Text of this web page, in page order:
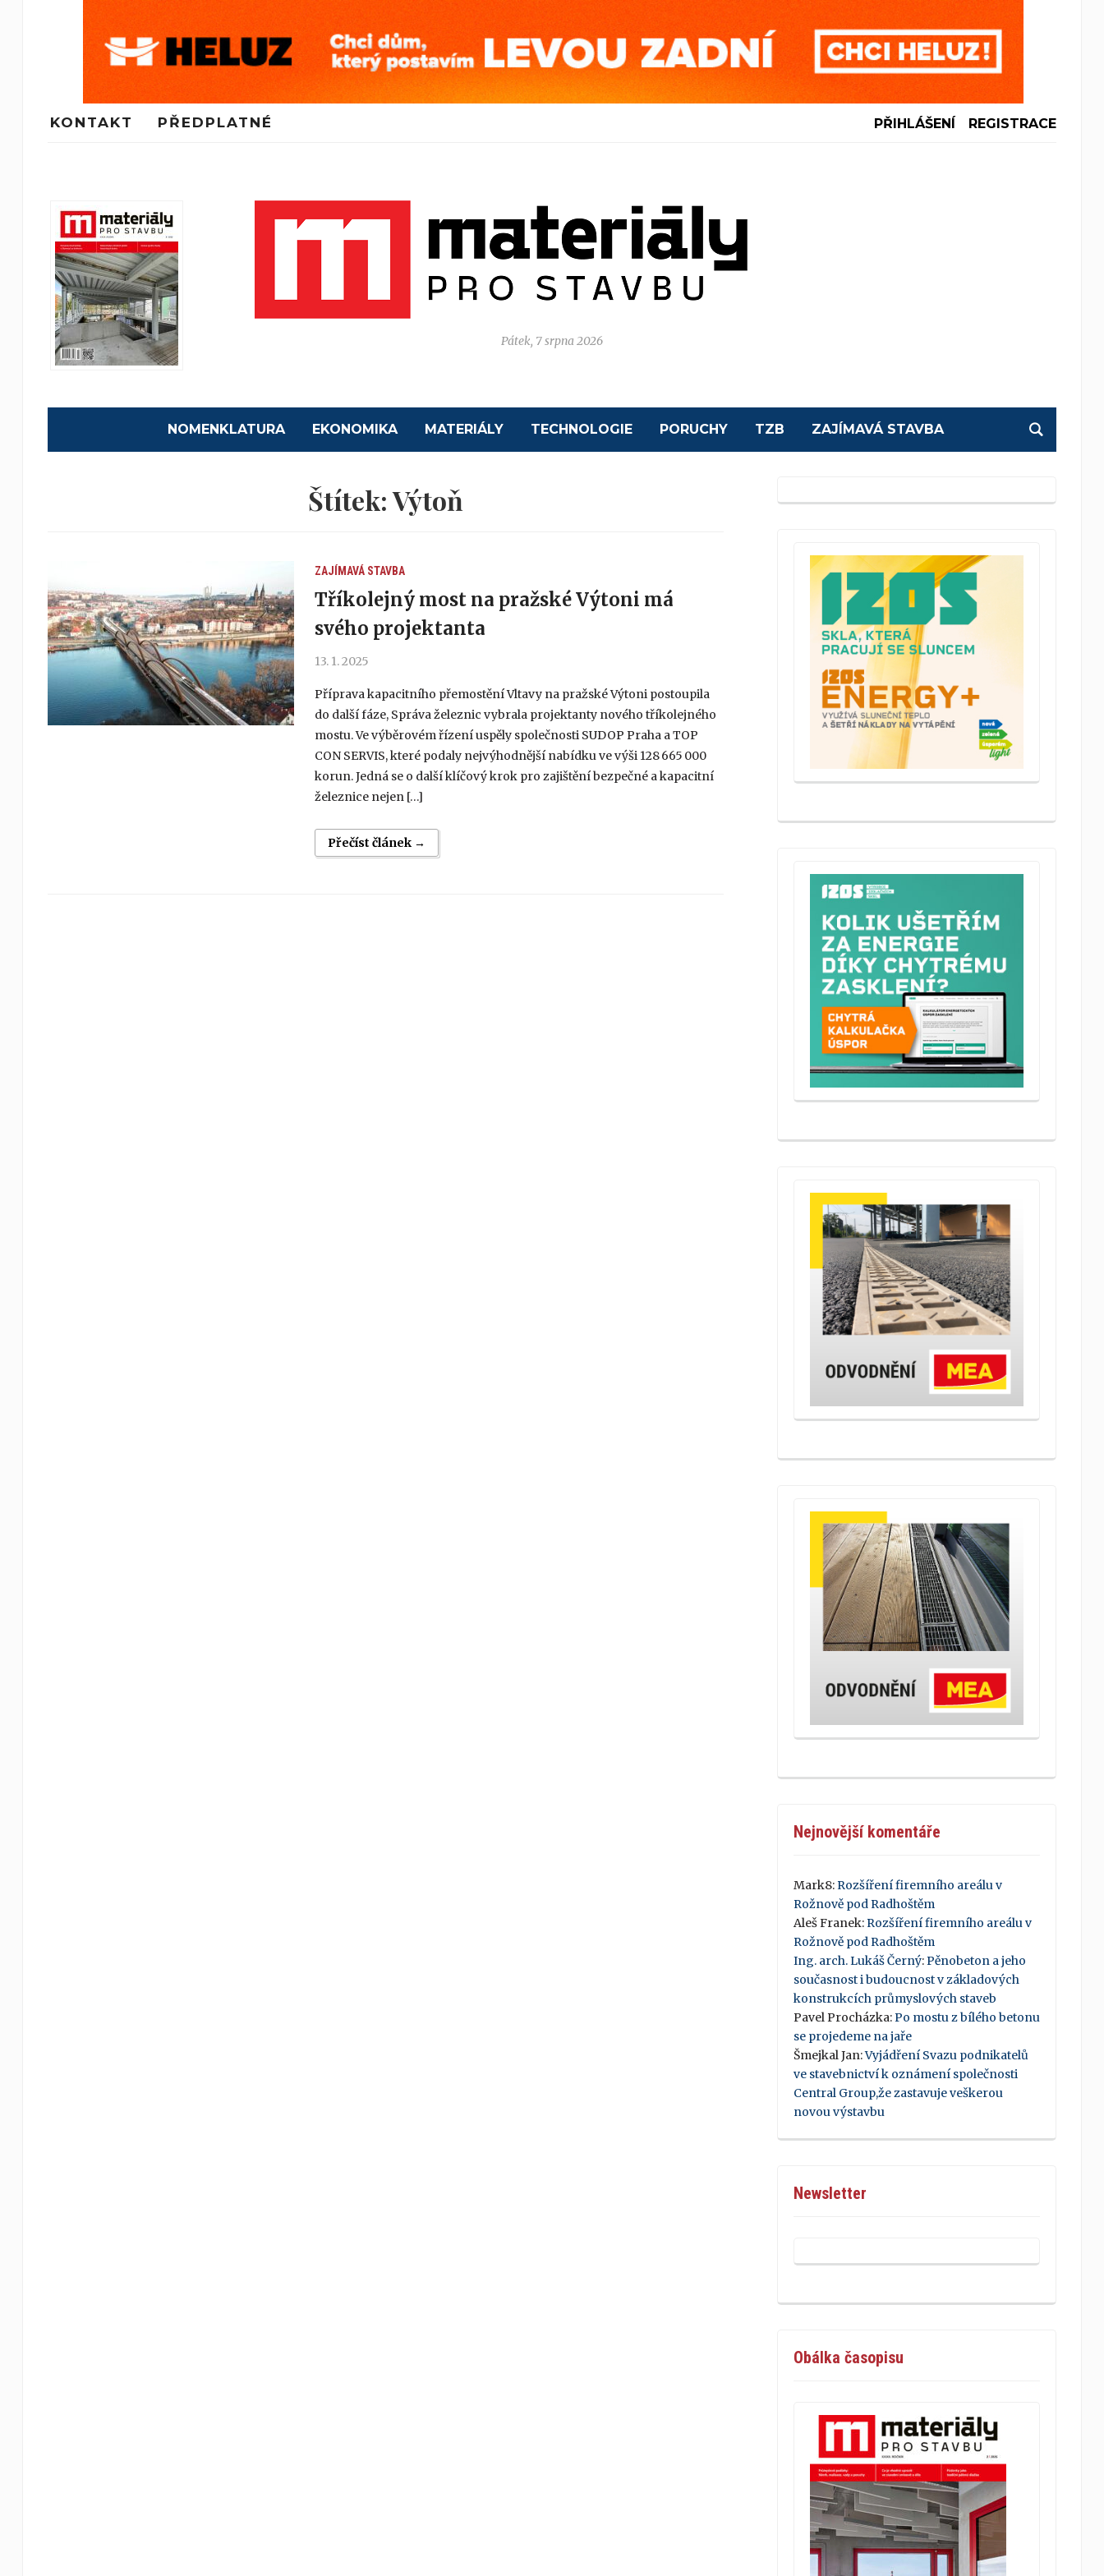
KONTAKT PŘEDPLATNÉ PŘIHLÁŠENÍ REGISTRACE
Pátek, 7 srpna 2026
NOMENKLATURA EKONOMIKA MATERIÁLY TECHNOLOGIE PORUCHY TZB ZAJÍMAVÁ STAVBA
Štítek:Výtoň
ZAJÍMAVÁ STAVBA
Tříkolejný most na pražské Výtoni má
svého projektanta
13. 1. 2025
Příprava kapacitního přemostění Vltavy na pražské Výtoni postoupila
do další fáze, Správa železnic vybrala projektanty nového tříkolejného
mostu. Ve výběrovém řízení uspěly společnosti SUDOP Praha a TOP
CON SERVIS, které podaly nejvýhodnější nabídku ve výši 128 665 000
korun. Jedná se o další klíčový krok pro zajištění bezpečné a kapacitní
železnice nejen […]
Přečíst článek →
Nejnovější komentáře
Mark8:Rozšíření firemního areálu v
Rožnově pod Radhoštěm
Aleš Franek:Rozšíření firemního areálu v
Rožnově pod Radhoštěm
Ing. arch. Lukáš Černý:Pěnobeton a jeho
současnost i budoucnost v základových
konstrukcích průmyslových staveb
Pavel Procházka:Po mostu z bílého betonu
se projedeme na jaře
Šmejkal Jan:Vyjádření Svazu podnikatelů
ve stavebnictví k oznámení společnosti
Central Group,že zastavuje veškerou
novou výstavbu
Newsletter
Obálka časopisu